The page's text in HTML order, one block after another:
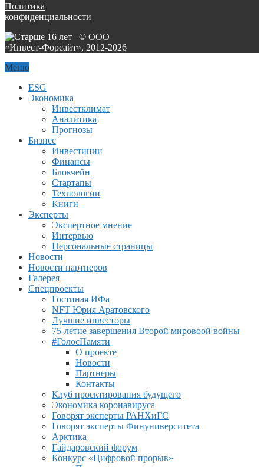
Политика
конфиденциальности
© ООО
«Инвест-Форсайт», 2012-2026
Меню
ESG
Экономика
Инвестклимат
Аналитика
Прогнозы
Бизнес
Инвестиции
Финансы
Блокчейн
Стартапы
Технологии
Книги
Эксперты
Экспертное мнение
Интервью
Персональные страницы
Новости
Новости партнеров
Галерея
Спецпроекты
Гостиная ИФа
NFT Юрия Аратовского
Лучшие инвесторы
75-летие завершения Второй мировоой войны
#ГолосПамяти
О проекте
Новости
Партнеры
Контакты
Клуб проектирования будущего
Экономика коронавируса
Говорят эксперты РАНХиГС
Говорят эксперты Финуниверситета
Арктика
Гайдаровский форум
Конкурс «Цифровой прорыв»